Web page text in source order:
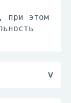
при этом